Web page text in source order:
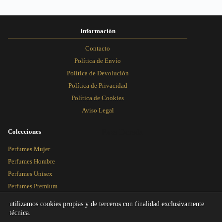
producto
producto
producto
producto
Información
Contacto
Política de Envío
Política de Devolución
Política de Privacidad
Política de Cookies
Aviso Legal
Colecciones
Perfumes Mujer
Perfumes Hombre
Perfumes Unisex
Perfumes Premium
utilizamos cookies propias y de terceros con finalidad exclusivamente
técnica.